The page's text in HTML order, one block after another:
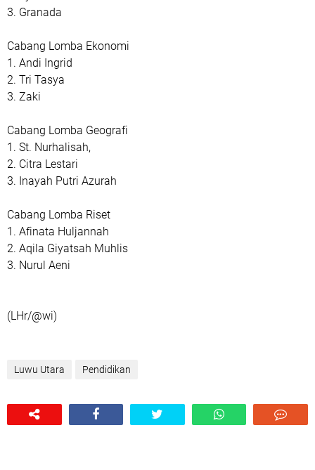
3. Granada
Cabang Lomba Ekonomi
1. Andi Ingrid
2. Tri Tasya
3. Zaki
Cabang Lomba Geografi
1. St. Nurhalisah,
2. Citra Lestari
3. Inayah Putri Azurah
Cabang Lomba Riset
1. Afinata Huljannah
2. Aqila Giyatsah Muhlis
3. Nurul Aeni
(LHr/@wi)
Luwu Utara Pendidikan